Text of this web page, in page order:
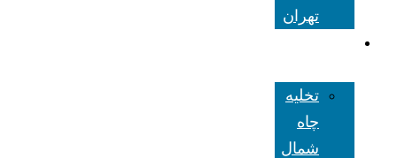
تهران
تخلیه
چاه
شمال